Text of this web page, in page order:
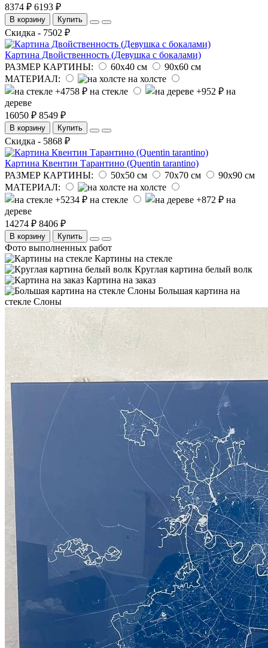
8374 ₽ 6193 ₽
В корзину Купить
Скидка - 7502 ₽
Картина Двойственность (Девушка с бокалами)
РАЗМЕР КАРТИНЫ:
60х40 см
90х60 см
МАТЕРИАЛ:
на холсте
на стекле
на
дереве
16050 ₽ 8549 ₽
В корзину Купить
Скидка - 5868 ₽
Картина Квентин Тарантино (Quentin tarantino)
РАЗМЕР КАРТИНЫ:
50х50 см 70х70 см
90х90 см
МАТЕРИАЛ:
на холсте
на стекле
на
дереве
14274 ₽ 8406 ₽
В корзину Купить
Фото выполненных работ
Картины на стекле
Круглая картина белый волк
Картина на заказ
Большая картина на
стекле Слоны